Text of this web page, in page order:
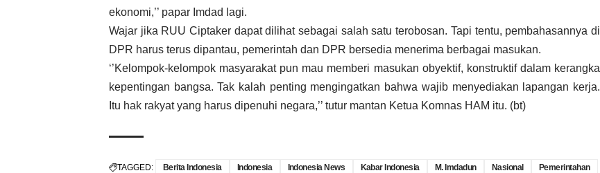
ekonomi,’’ papar Imdad lagi.
Wajar jika RUU Ciptaker dapat dilihat sebagai salah satu terobosan. Tapi tentu, pembahasannya di
DPR harus terus dipantau, pemerintah dan DPR bersedia menerima berbagai masukan.
‘’Kelompok-kelompok masyarakat pun mau memberi masukan obyektif, konstruktif dalam kerangka
kepentingan bangsa. Tak kalah penting mengingatkan bahwa wajib menyediakan lapangan kerja.
Itu hak rakyat yang harus dipenuhi negara,’’ tutur mantan Ketua Komnas HAM itu. (bt)
TAGGED: Berita Indonesia Indonesia Indonesia News Kabar Indonesia M. Imdadun Nasional
Pemerintahan